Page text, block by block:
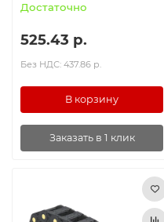
Достаточно
525.43 р.
Без НДС: 437.86 р.
В корзину
Заказать в 1 клик